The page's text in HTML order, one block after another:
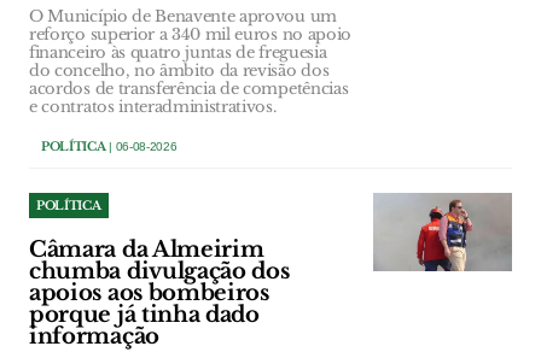
O Município de Benavente aprovou um
reforço superior a 340 mil euros no apoio
financeiro às quatro juntas de freguesia
do concelho, no âmbito da revisão dos
acordos de transferência de competências
e contratos interadministrativos.
POLÍTICA| 06-08-2026
POLÍTICA
Câmara da Almeirim
chumba divulgação dos
apoios aos bombeiros
porque já tinha dado
informação